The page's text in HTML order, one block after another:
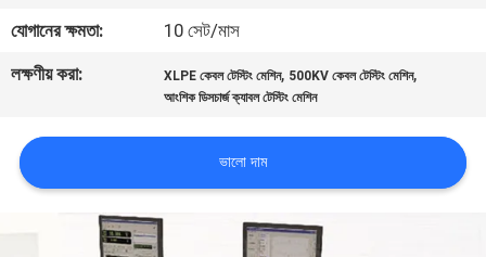
খবর
জন্য
আবেদন
যোগানের ক্ষমতা:
10 সেট/মাস
লক্ষণীয় করা:
XLPE কেবল টেস্টিং মেশিন, 500KV কেবল টেস্টিং মেশিন,
আংশিক ডিসচার্জ ক্যাবল টেস্টিং মেশিন
ভালো দাম